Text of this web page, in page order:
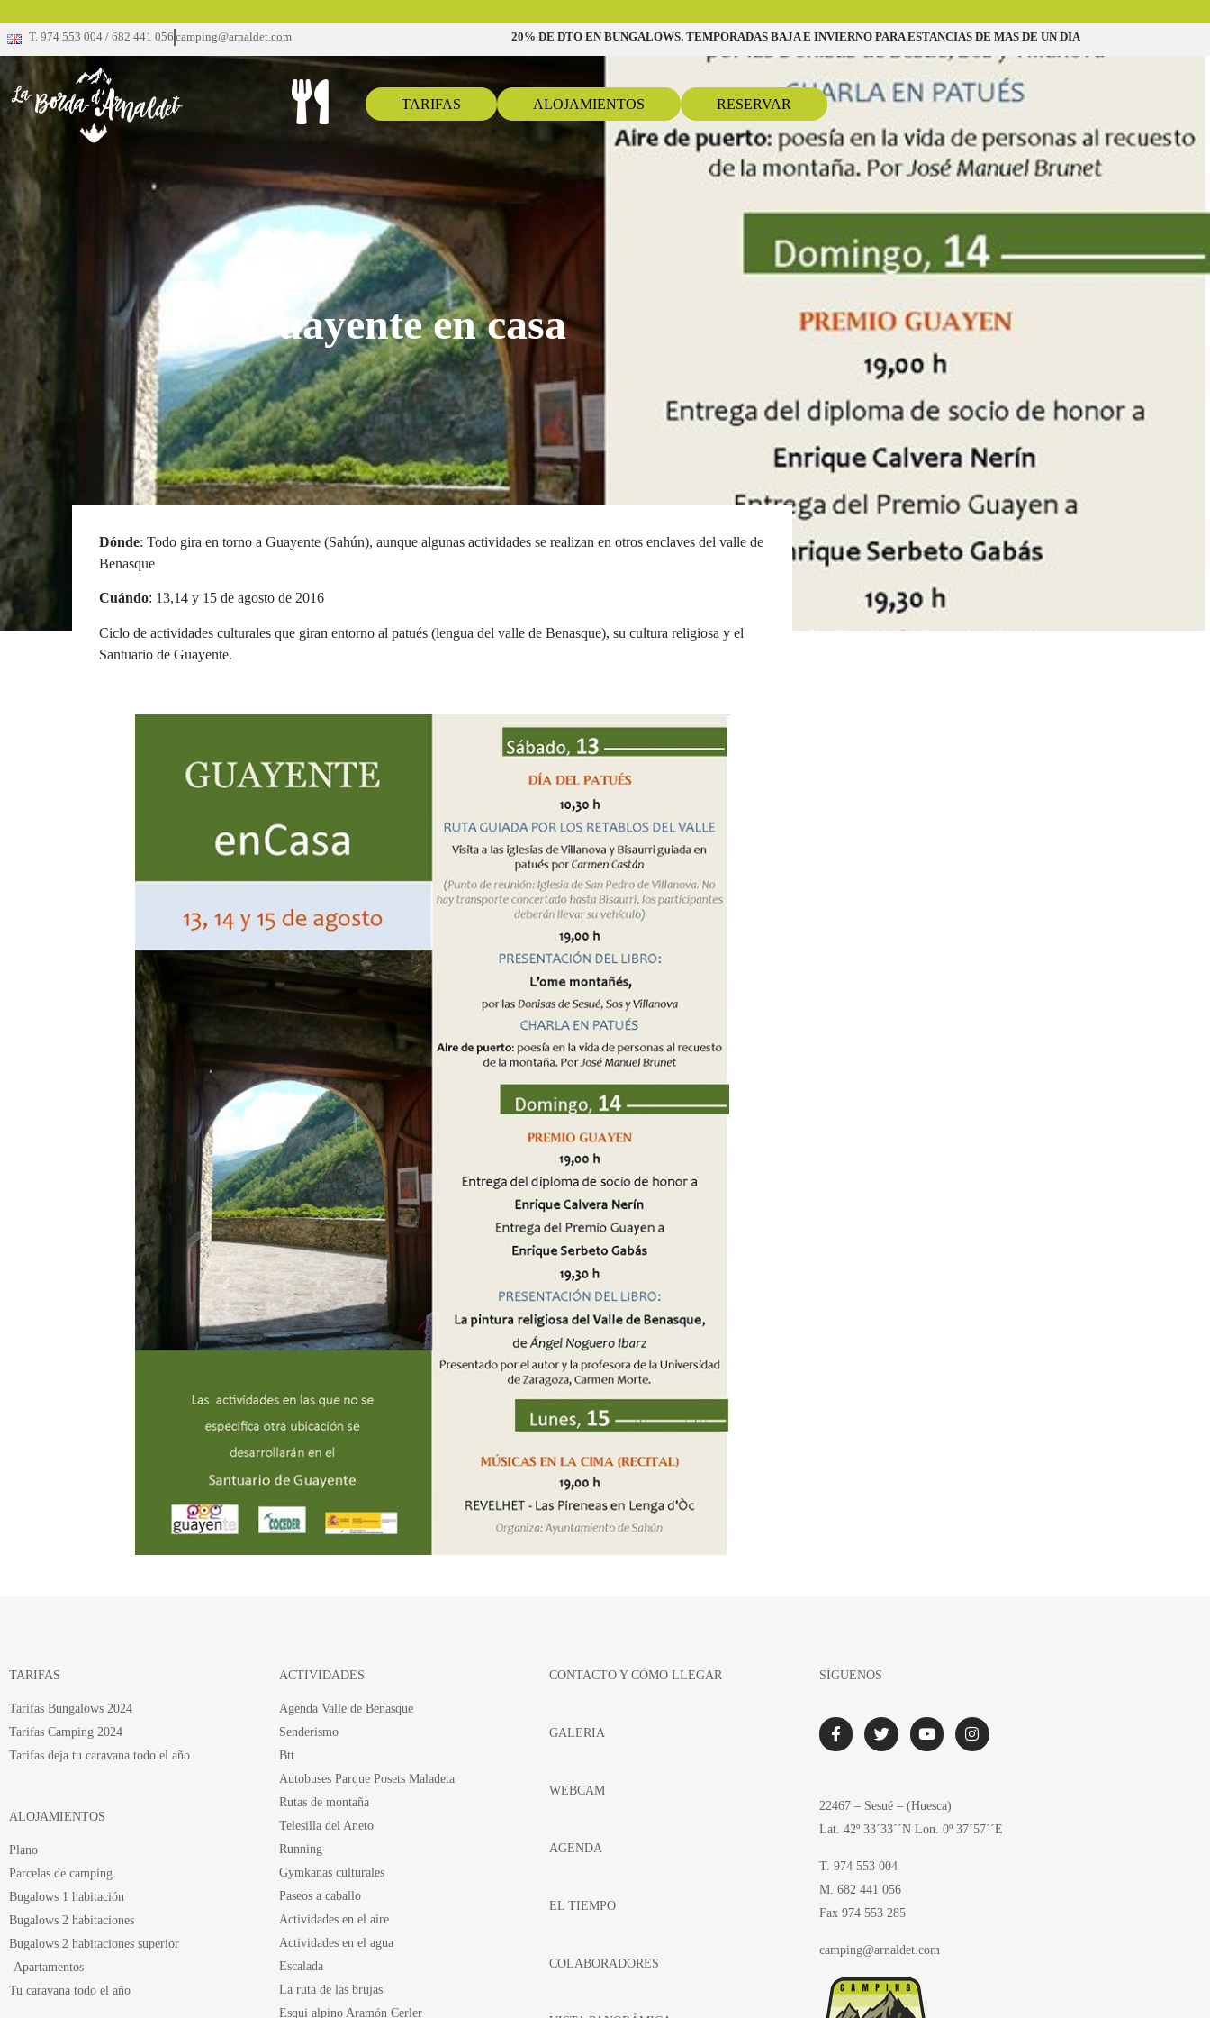
T. 974 553 004 / 682 441 056 camping@arnaldet.com 20% DE DTO EN BUNGALOWS. TEMPORADAS BAJA E INVIERNO PARA ESTANCIAS DE MAS DE UN DIA
TARIFAS ALOJAMIENTOS RESERVAR
Guayente en casa
Dónde: Todo gira en torno a Guayente (Sahún), aunque algunas actividades se realizan en otros enclaves del valle de
Benasque
Cuándo: 13,14 y 15 de agosto de 2016
Ciclo de actividades culturales que giran entorno al patués (lengua del valle de Benasque), su cultura religiosa y el
Santuario de Guayente.
TARIFAS
Tarifas Bungalows 2024
Tarifas Camping 2024
Tarifas deja tu caravana todo el año
ALOJAMIENTOS
Plano
Parcelas de camping
Bugalows 1 habitación
Bugalows 2 habitaciones
Bugalows 2 habitaciones superior
Apartamentos
Tu caravana todo el año
ACTIVIDADES
Agenda Valle de Benasque
Senderismo
Btt
Autobuses Parque Posets Maladeta
Rutas de montaña
Telesilla del Aneto
Running
Gymkanas culturales
Paseos a caballo
Actividades en el aire
Actividades en el agua
Escalada
La ruta de las brujas
Esqui alpino Aramón Cerler
CONTACTO Y CÓMO LLEGAR
GALERIA
WEBCAM
AGENDA
EL TIEMPO
COLABORADORES
SÍGUENOS
22467 – Sesué – (Huesca)
Lat. 42º 33´33´´N Lon. 0º 37´57´´E
T. 974 553 004
M. 682 441 056
Fax 974 553 285
camping@arnaldet.com